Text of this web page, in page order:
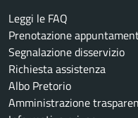
Leggi le FAQ
Prenotazione
Segnalazione disservizio
Richiesta assistenza
Albo Pretorio
Amministrazione